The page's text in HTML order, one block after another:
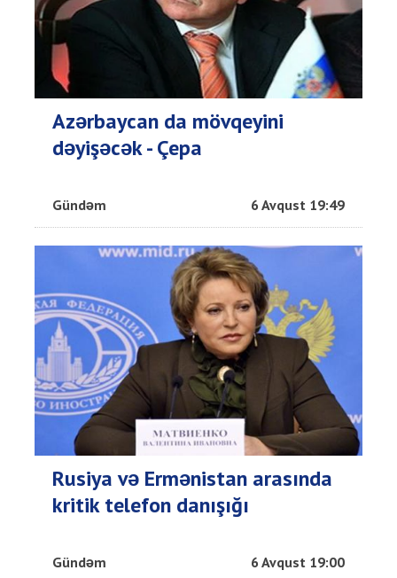
Azərbaycan da mövqeyini
dəyişəcək - Çepa
Gündəm 6 Avqust 19:49
Rusiya və Ermənistan arasında
kritik telefon danışığı
Gündəm 6 Avqust 19:00